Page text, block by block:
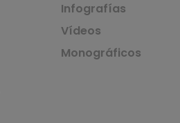
Infografías
Vídeos
Monográficos